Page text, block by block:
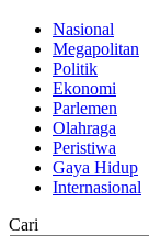
Nasional
Megapolitan
Politik
Ekonomi
Parlemen
Olahraga
Peristiwa
Gaya Hidup
Internasional
Cari